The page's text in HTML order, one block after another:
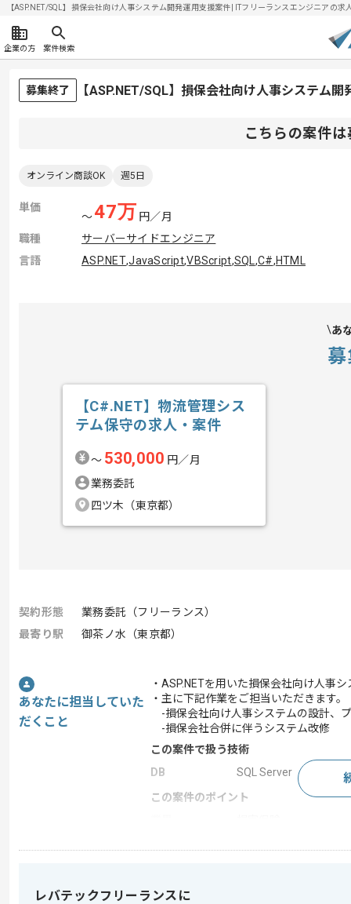
【ASP.NET/SQL】損保会社向け人事システム開発運用支援案件| ITフリーランスエンジニアの
企業の方 案件検索
募集終了 【ASP.NET/SQL】損保会社向け人事システム
こちらの案件
オンライン商談OK 週5日
単価
〜47万 円／月
職種
サーバーサイドエンジニア
言語
ASP.NET,JavaScript,VBScript,SQL ,C#,HTML
あ
【C#.NET】物流管理シス
テム保守の求人・案件
〜 530,000 円／月
業務委託
四ツ木（東京都）
契約形態
業務委託（フリーランス）
最寄り駅
御茶ノ水（東京都）
あなたに担当していた
だくこと
・ASP.NETを用いた損保会社向け人事
・主に下記作業をご担当いただきます。
-損保会社向け人事システムの設計、
-損保会社合併に伴うシステム改修
この案件で扱う技術
DB
SQL Server
この案件のポイント
レバテックフリーランスに